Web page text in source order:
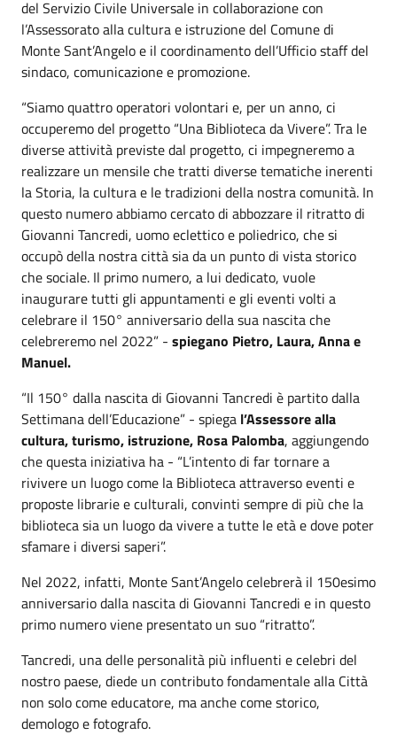
del Servizio Civile Universale in collaborazione con
l’Assessorato alla cultura e istruzione del Comune di
Monte Sant’Angelo e il coordinamento dell’Ufficio staff del
sindaco, comunicazione e promozione.
“Siamo quattro operatori volontari e, per un anno, ci
occuperemo del progetto “Una Biblioteca da Vivere”. Tra le
diverse attività previste dal progetto, ci impegneremo a
realizzare un mensile che tratti diverse tematiche inerenti
la Storia, la cultura e le tradizioni della nostra comunità. In
questo numero abbiamo cercato di abbozzare il ritratto di
Giovanni Tancredi, uomo eclettico e poliedrico, che si
occupò della nostra città sia da un punto di vista storico
che sociale. Il primo numero, a lui dedicato, vuole
inaugurare tutti gli appuntamenti e gli eventi volti a
celebrare il 150° anniversario della sua nascita che
celebreremo nel 2022” - spiegano Pietro, Laura, Anna e
Manuel.
“Il 150° dalla nascita di Giovanni Tancredi è partito dalla
Settimana dell’Educazione” - spiega l’Assessore alla
cultura, turismo, istruzione, Rosa Palomba, aggiungendo
che questa iniziativa ha - “L’intento di far tornare a
rivivere un luogo come la Biblioteca attraverso eventi e
proposte librarie e culturali, convinti sempre di più che la
biblioteca sia un luogo da vivere a tutte le età e dove poter
sfamare i diversi saperi”.
Nel 2022, infatti, Monte Sant’Angelo celebrerà il 150esimo
anniversario dalla nascita di Giovanni Tancredi e in questo
primo numero viene presentato un suo “ritratto”.
Tancredi, una delle personalità più influenti e celebri del
nostro paese, diede un contributo fondamentale alla Città
non solo come educatore, ma anche come storico,
demologo e fotografo.